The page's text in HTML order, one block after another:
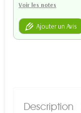
Voir les notes
Ajouter un Avis
Description